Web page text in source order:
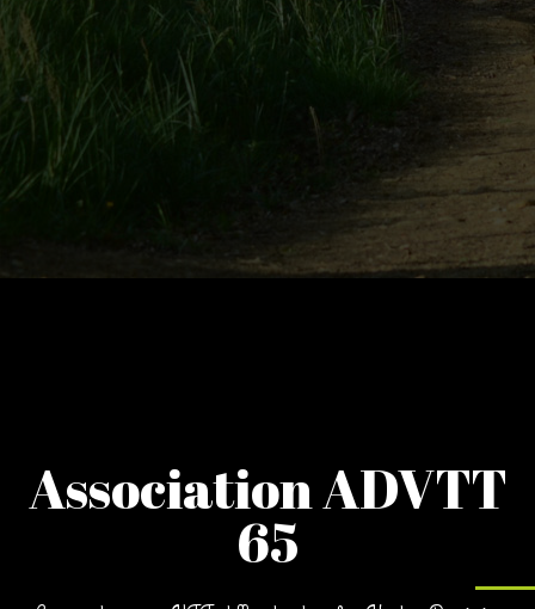
Association ADVTT
65